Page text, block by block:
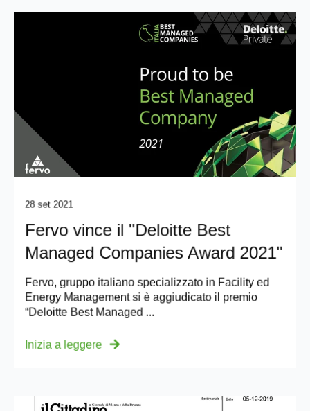
28 set 2021
Fervo vince il "Deloitte Best
Managed Companies Award 2021"
Fervo, gruppo italiano specializzato in Facility ed
Energy Management si è aggiudicato il premio
“Deloitte Best Managed ...
Inizia a leggere